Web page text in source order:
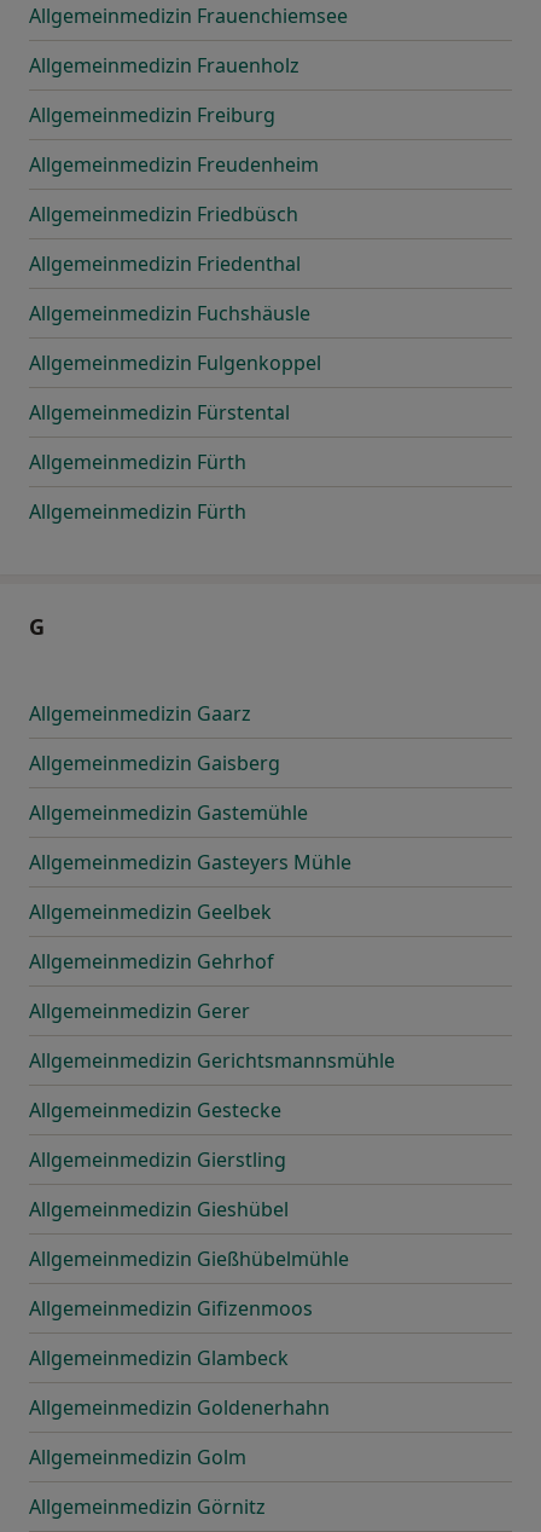
Allgemeinmedizin Frauenchiemsee
Allgemeinmedizin Frauenholz
Allgemeinmedizin Freiburg
Allgemeinmedizin Freudenheim
Allgemeinmedizin Friedbüsch
Allgemeinmedizin Friedenthal
Allgemeinmedizin Fuchshäusle
Allgemeinmedizin Fulgenkoppel
Allgemeinmedizin Fürstental
Allgemeinmedizin Fürth
Allgemeinmedizin Fürth
G
Allgemeinmedizin Gaarz
Allgemeinmedizin Gaisberg
Allgemeinmedizin Gastemühle
Allgemeinmedizin Gasteyers Mühle
Allgemeinmedizin Geelbek
Allgemeinmedizin Gehrhof
Allgemeinmedizin Gerer
Allgemeinmedizin Gerichtsmannsmühle
Allgemeinmedizin Gestecke
Allgemeinmedizin Gierstling
Allgemeinmedizin Gieshübel
Allgemeinmedizin Gießhübelmühle
Allgemeinmedizin Gifizenmoos
Allgemeinmedizin Glambeck
Allgemeinmedizin Goldenerhahn
Allgemeinmedizin Golm
Allgemeinmedizin Görnitz